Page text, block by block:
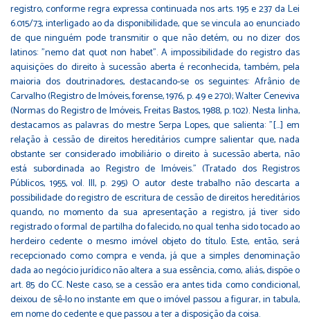
registro, conforme regra expressa continuada nos arts. 195 e 237 da Lei
6.015/73, interligado ao da disponibilidade, que se vincula ao enunciado
de que ninguém pode transmitir o que não detém, ou no dizer dos
latinos: "nemo dat quot non habet". A impossibilidade do registro das
aquisições do direito à sucessão aberta é reconhecida, também, pela
maioria dos doutrinadores, destacando-se os seguintes: Afrânio de
Carvalho (Registro de Imóveis, forense, 1976, p. 49 e 270); Walter Ceneviva
(Normas do Registro de Imóveis, Freitas Bastos, 1988, p. 102). Nesta linha,
destacamos as palavras do mestre Serpa Lopes, que salienta: "[...] em
relação à cessão de direitos hereditários cumpre salientar que, nada
obstante ser considerado imobiliário o direito à sucessão aberta, não
está subordinada ao Registro de Imóveis." (Tratado dos Registros
Públicos, 1955, vol. III, p. 295) O autor deste trabalho não descarta a
possibilidade do registro de escritura de cessão de direitos hereditários
quando, no momento da sua apresentação a registro, já tiver sido
registrado o formal de partilha do falecido, no qual tenha sido tocado ao
herdeiro cedente o mesmo imóvel objeto do título. Este, então, será
recepcionado como compra e venda, já que a simples denominação
dada ao negócio jurídico não altera a sua essência, como, aliás, dispõe o
art. 85 do CC. Neste caso, se a cessão era antes tida como condicional,
deixou de sê-lo no instante em que o imóvel passou a figurar, in tabula,
em nome do cedente e que passou a ter a disposição da coisa.